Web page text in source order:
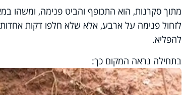
מתוך סקרנות, הוא התכופף והביט פנימה, ומשהו
לזחול פנימה על ארבע, אלא שלא חלפו דקות אחדות
להפליא.
בתחילה נראה המקום כך: